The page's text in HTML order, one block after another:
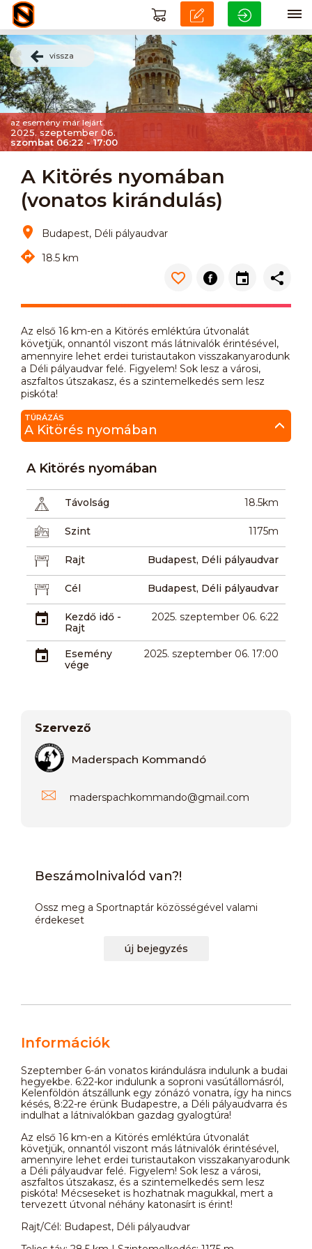
vissza
az esemény már lejárt
2025. szeptember 06.
szombat 06:22 - 17:00
A Kitörés nyomában
(vonatos kirándulás)
Budapest, Déli pályaudvar
18.5 km
Az első 16 km-en a Kitörés emléktúra útvonalát
követjük, onnantól viszont más látnivalók érintésével,
amennyire lehet erdei turistautakon visszakanyarodunk
a Déli pályaudvar felé. Figyelem! Sok lesz a városi,
aszfaltos útszakasz, és a szintemelkedés sem lesz
piskóta!
TÚRÁZÁS
A Kitörés nyomában
A Kitörés nyomában
Távolság 18.5km
Szint 1175m
Rajt Budapest, Déli pályaudvar
Cél Budapest, Déli pályaudvar
Kezdő idő -
Rajt
2025. szeptember 06. 6:22
Esemény
vége
2025. szeptember 06. 17:00
Szervező
Maderspach Kommandó
maderspachkommando@gmail.com
Beszámolnivalód van?!
Ossz meg a Sportnaptár közösségével valami
érdekeset
új bejegyzés
Információk
Szeptember 6-án vonatos kirándulásra indulunk a budai
hegyekbe. 6:22-kor indulunk a soproni vasútállomásról,
Kelenföldön átszállunk egy zónázó vonatra, így ha nincs
késés, 8:22-re érünk Budapestre, a Déli pályaudvarra és
indulhat a látnivalókban gazdag gyalogtúra!
Az első 16 km-en a Kitörés emléktúra útvonalát
követjük, onnantól viszont más látnivalók érintésével,
amennyire lehet erdei turistautakon visszakanyarodunk
a Déli pályaudvar felé. Figyelem! Sok lesz a városi,
aszfaltos útszakasz, és a szintemelkedés sem lesz
piskóta! Mécseseket is hozhatnak magukkal, mert a
tervezett útvonal néhány katonasírt is érint!
Rajt/Cél: Budapest, Déli pályaudvar